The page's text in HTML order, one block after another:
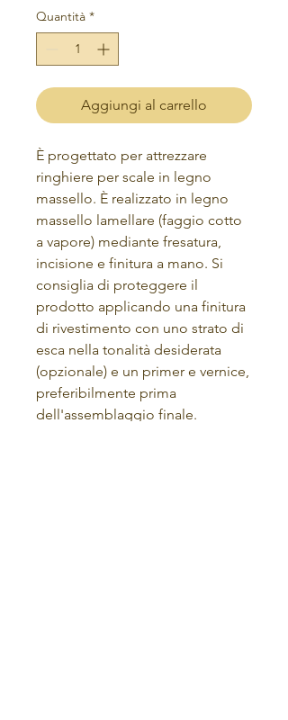
Quantità *
Aggiungi al carrello
È progettato per attrezzare
ringhiere per scale in legno
massello. È realizzato in legno
massello lamellare (faggio cotto
a vapore) mediante fresatura,
incisione e finitura a mano. Si
consiglia di proteggere il
prodotto applicando una finitura
di rivestimento con uno strato di
esca nella tonalità desiderata
(opzionale) e un primer e vernice,
preferibilmente prima
dell'assemblaggio finale.